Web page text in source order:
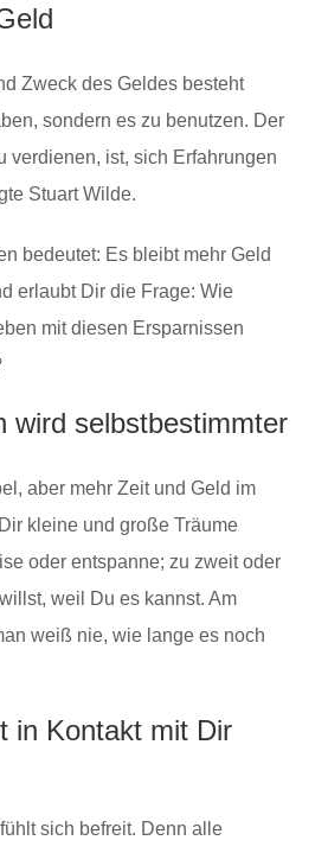
Zweck des Geldes besteht
sondern es zu benutzen. Der
verdienen, ist, sich Erfahrungen
Stuart Wilde.
bedeutet: Es bleibt mehr Geld
erlaubt Dir die Frage: Wie
mit diesen Ersparnissen
wird selbstbestimmter
aber mehr Zeit und Geld im
kleine und große Träume
oder entspanne; zu zweit oder
weil Du es kannst. Am
weiß nie, wie lange es noch
in Kontakt mit Dir
sich befreit. Denn alle